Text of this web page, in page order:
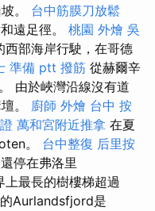
。 台中筋膜刀放鬆
遠足徑。 桃園 外燴 吳
西部海岸行駛，在哥德
準備 ptt 撥筋 從赫爾辛
由於峽灣沿線沒有道
。 廚師 外燴 台中 按
萬和宮附近推拿 在夏
。 台中整復 后里按
停在弗洛里
上最長的樹樓梯超過
Aurlandsfjord是